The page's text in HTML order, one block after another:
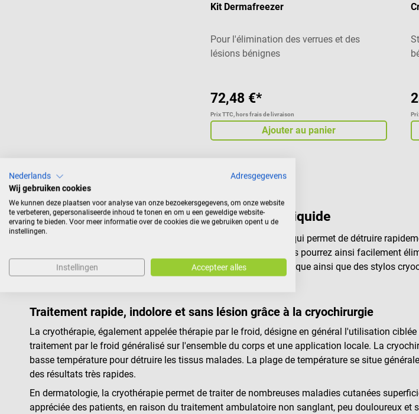
Kit Dermafreezer
Pour l'élimination des verrues et des
lésions bénignes
72,48 €*
Prix TTC, hors frais de livraison
Ajouter au panier
Cryochirurgie – La dermatologie par azote liquide
La cryochirurgie est un procédé thérapeutique en dermatologie qui permet de détruire
extrême (glaçage). Avec les bons outils cryothérapeutiques, vous pourrez ainsi facilement
trouverez différents instruments cryothérapeutiques à usage unique ainsi que des stylos
Traitement rapide, indolore et sans lésion grâce à la cryochirurgie
La cryothérapie, également appelée thérapie par le froid, désigne en général l'utilisation
traitement par le froid généralisé sur l'ensemble du corps et une application locale. La
basse température pour détruire les tissus malades. La plage de température se situe
des résultats très rapides.
En dermatologie, la cryothérapie permet de traiter de nombreuses maladies cutanées
appréciée des patients, en raison du traitement ambulatoire non sanglant, peu douloureux
Nederlands
Adresgegevens
Wij gebruiken cookies
We kunnen deze plaatsen voor analyse van onze bezoekersgegevens, om onze website
te verbeteren, gepersonaliseerde inhoud te tonen en om u een geweldige website-
ervaring te bieden. Voor meer informatie over de cookies die we gebruiken opent u de
instellingen.
Instellingen Accepteer alles